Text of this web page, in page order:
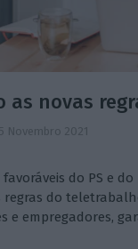
as novas
5 Novembro 2021
do PS e
regras do
e empregadores,